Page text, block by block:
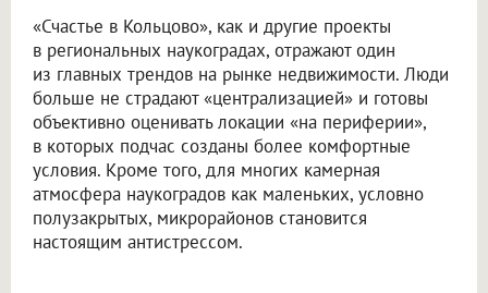
«Счастье в Кольцово», как и другие проекты
в региональных наукоградах, отражают один
из главных трендов на рынке недвижимости. Люди
больше не страдают «централизацией» и готовы
объективно оценивать локации «на периферии»,
в которых подчас созданы более комфортные
условия. Кроме того, для многих камерная
атмосфера наукоградов как маленьких, условно
полузакрытых, микрорайонов становится
настоящим антистрессом.